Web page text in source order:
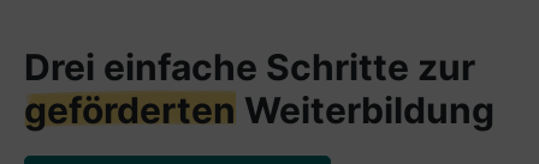
Drei einfache Schritte zur
geförderten Weiterbildung